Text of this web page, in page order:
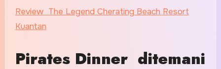
Review The Legend Cherating Beach Resort
Kuantan
Pirates Dinner ditemani